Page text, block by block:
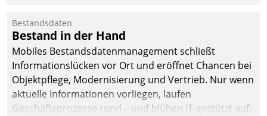
kommunale Wohnungsbauunternehmen daher
gemeinsam mit der Berliner Datatrain GmbH den
Teilprozess der Objektsanierung digitalisiert.
Bestandsdaten
Bestand in der Hand
Mobiles Bestandsdatenmanagement schließt
Informationslücken vor Ort und eröffnet Chancen bei
Objektpflege, Modernisierung und Vertrieb. Nur wenn
aktuelle Informationen vorliegen, laufen
Geschäftsprozesse rund – und blühen IT-gestützt auf.